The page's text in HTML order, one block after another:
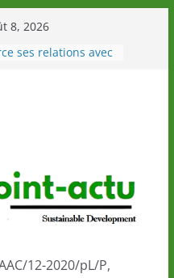
8, 2026
ses relations avec
d’Ivoire
un nouveau tirage
au Togo sur
au-delà des
de ses athlètes
de la politique
l’ambition de
12-2020/pL/P,